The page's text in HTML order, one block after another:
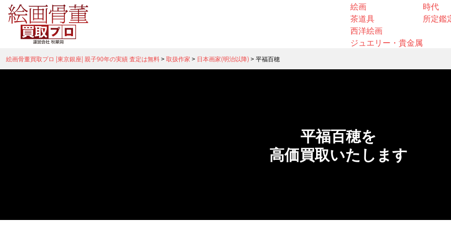
絵画
茶道具
西洋絵画
ジュエリー・貴金属
時代
所定鑑
絵画骨董買取プロ |東京銀座| 親子90年の実績 査定は無料>取扱作家 > 日本画家(明治以降) >平福百穂
平福百穂を
高価買取いたします